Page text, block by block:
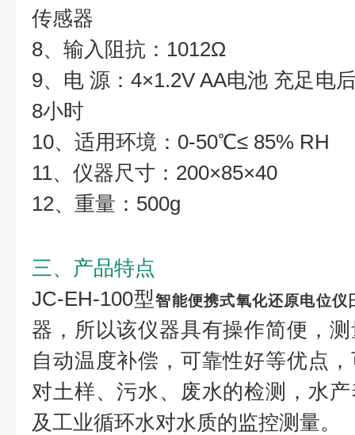
传感器
8、输入阻抗：1012Ω
9、电 源：4×1.2V AA电池 充足电
8小时
10、适用环境：0-50℃≤ 85% RH
11、仪器尺寸：200×85×40
12、重量：500g
三、产品特点
JC-EH-100型智能便携式氧化还原电位仪
器，所以该仪器具有操作简便，
自动温度补偿，可靠性好等优点
对土样、污水、废水的检测，水
及工业循环水对水质的监控测量。